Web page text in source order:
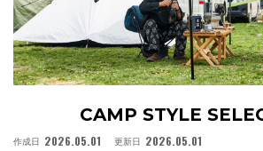
CAMP STYLE
作成日 2026.05.01 更新日 2026.05.01